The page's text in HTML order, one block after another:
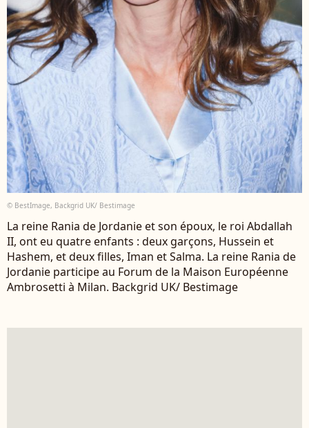
© BestImage, Backgrid UK/ Bestimage
La reine Rania de Jordanie et son époux, le roi Abdallah
II, ont eu quatre enfants : deux garçons, Hussein et
Hashem, et deux filles, Iman et Salma. La reine Rania de
Jordanie participe au Forum de la Maison Européenne
Ambrosetti à Milan. Backgrid UK/ Bestimage